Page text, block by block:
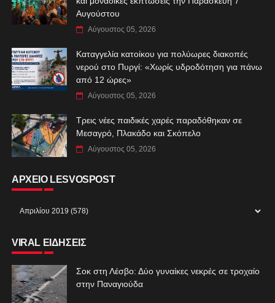
Αυγούστου
Αύγουστος 05, 2026
Καταγγελία κατοίκου για πολύωρες διακοπές
νερού στο Πυργί: «Χωρίς υδροδότηση για πάνω
από 12 ώρες»
Αύγουστος 05, 2026
Τρεις νέες παιδικές χαρές παραδόθηκαν σε
Μεσαγρό, Πλακάδο και Σκόπελο
Αύγουστος 05, 2026
ΑΡΧΕΙΟ LESVOSPOST
VIRAL ΕΙΔΗΣΕΙΣ
Σοκ στη Λέσβο: Δύο γυναίκες νεκρές σε τροχαίο
στην Παναγιούδα